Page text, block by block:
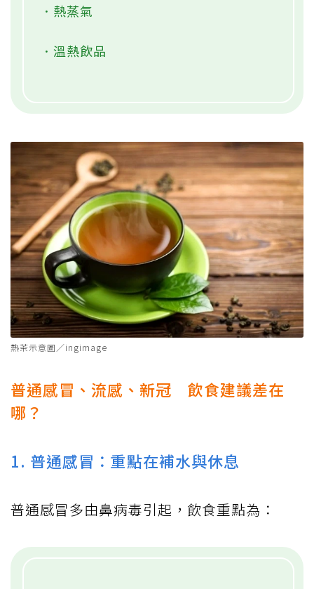
．熱蒸氣
．溫熱飲品
熱茶示意圖／ingimage
普通感冒、流感、新冠 飲食建議差在
哪？
1. 普通感冒：重點在補水與休息
普通感冒多由鼻病毒引起，飲食重點為：